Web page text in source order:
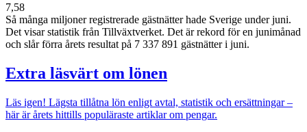
7,58
Så många miljoner registrerade gästnätter hade Sverige under juni.
Det visar statistik från Tillväxtverket. Det är rekord för en junimånad
och slår förra årets resultat på 7 337 891 gästnätter i juni.
Extra läsvärt om lönen
Läs igen! Lägsta tillåtna lön enligt avtal, statistik och ersättningar –
här är årets hittills populäraste artiklar om pengar.